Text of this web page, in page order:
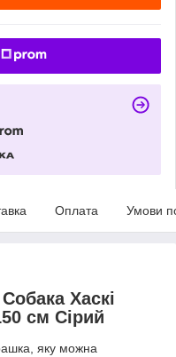
Оплата Умови
Хаскі
см Сірий
яку можна